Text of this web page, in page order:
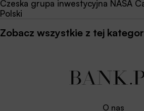
Czeska grupa inwestycyjna NASA
Polski
Zobacz wszystkie z tej
O nas